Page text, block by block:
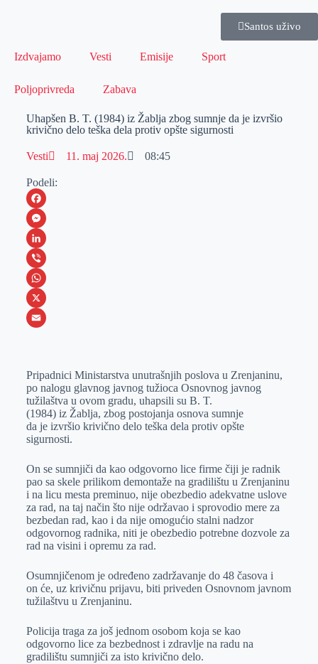
Santos uživo
Izdvajamo Vesti Emisije Sport
Poljoprivreda Zabava
Uhapšen B. T. (1984) iz Žablja zbog sumnje da je izvršio
krivično delo teška dela protiv opšte sigurnosti
Vesti 11. maj 2026. 08:45
Podeli:
F
a
c
e
b
o
M
e
s
s
e
e
r
L
i
n
k
I
n
V
i
b
W
h
s
A
p
p
X
a
i
l
Pripadnici Ministarstva unutrašnjih poslova u Zrenjaninu,
po nalogu glavnog javnog tužioca Osnovnog javnog
tužilaštva u ovom gradu, uhapsili su B. T.
(1984) iz Žablja, zbog postojanja osnova sumnje
da je izvršio krivično delo teška dela protiv opšte
sigurnosti.
On se sumnjiči da kao odgovorno lice firme čiji je radnik
pao sa skele prilikom demontaže na gradilištu u Zrenjaninu
i na licu mesta preminuo, nije obezbedio adekvatne uslove
za rad, na taj način što nije održavao i sprovodio mere za
bezbedan rad, kao i da nije omogućio stalni nadzor
odgovornog radnika, niti je obezbedio potrebne dozvole za
rad na visini i opremu za rad.
Osumnjičenom je određeno zadržavanje do 48 časova i
on će, uz krivičnu prijavu, biti priveden Osnovnom javnom
tužilaštvu u Zrenjaninu.
Policija traga za još jednom osobom koja se kao
odgovorno lice za bezbednost i zdravlje na radu na
gradilištu sumnjiči za isto krivično delo.